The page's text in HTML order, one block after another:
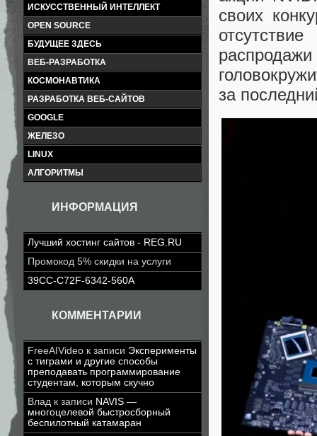
ИСКУССТВЕННЫЙ ИНТЕЛЛЕКТ
OPEN SOURCE
БУДУЩЕЕ ЗДЕСЬ
ВЕБ-РАЗРАБОТКА
КОСМОНАВТИКА
РАЗРАБОТКА ВЕБ-САЙТОВ
GOOGLE
ЖЕЛЕЗО
LINUX
АЛГОРИТМЫ
ИНФОРМАЦИЯ
Лучший хостинг сайтов - REG.RU
Промокод 5% скидки на услуги
39CC-C72F-6342-560A
КОММЕНТАРИИ
FreeAIVideo к записи Эксперименты
с тиграми и другие способы
преподавать программирование
студентам, которым скучно
Влад к записи NAVIS —
многоцелевой быстросборный
беспилотный катамаран
своих
за